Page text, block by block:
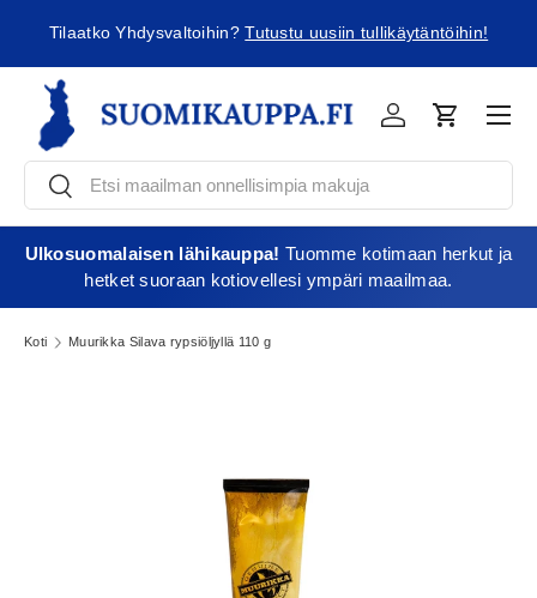
Jatka sisältöön
Tilaatko Yhdysvaltoihin?Tutustu uusiin tullikäytäntöihin!
EtsiEtsi
KirjauduOstoskori
Ulkosuomalaisen lähikauppa! Tuomme kotimaan herkut ja
hetket suoraan kotiovellesi ympäri maailmaa.
Koti Muurikka Silava rypsiöljyllä 110 g